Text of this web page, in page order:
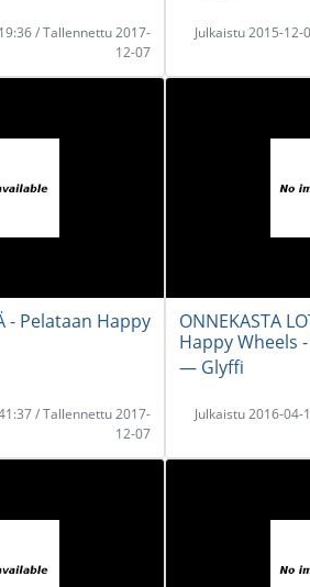
/ Tallennettu 2017-
12-07
Julkaistu 2015-
- Pelataan Happy
/ Tallennettu 2017-
12-07
ONNEKASTA
Happy Wheels
― Glyffi
Julkaistu 2016-